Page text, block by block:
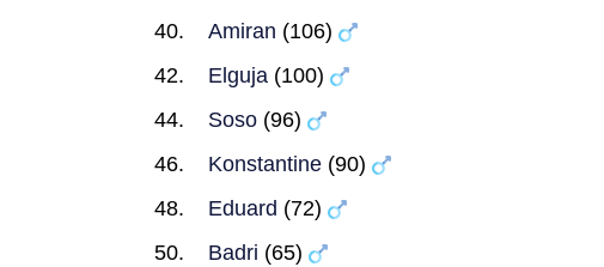
Amiran (106)
Elguja(100)
Soso(96)
Konstantine(90)
Eduard (72)
Badri (65)